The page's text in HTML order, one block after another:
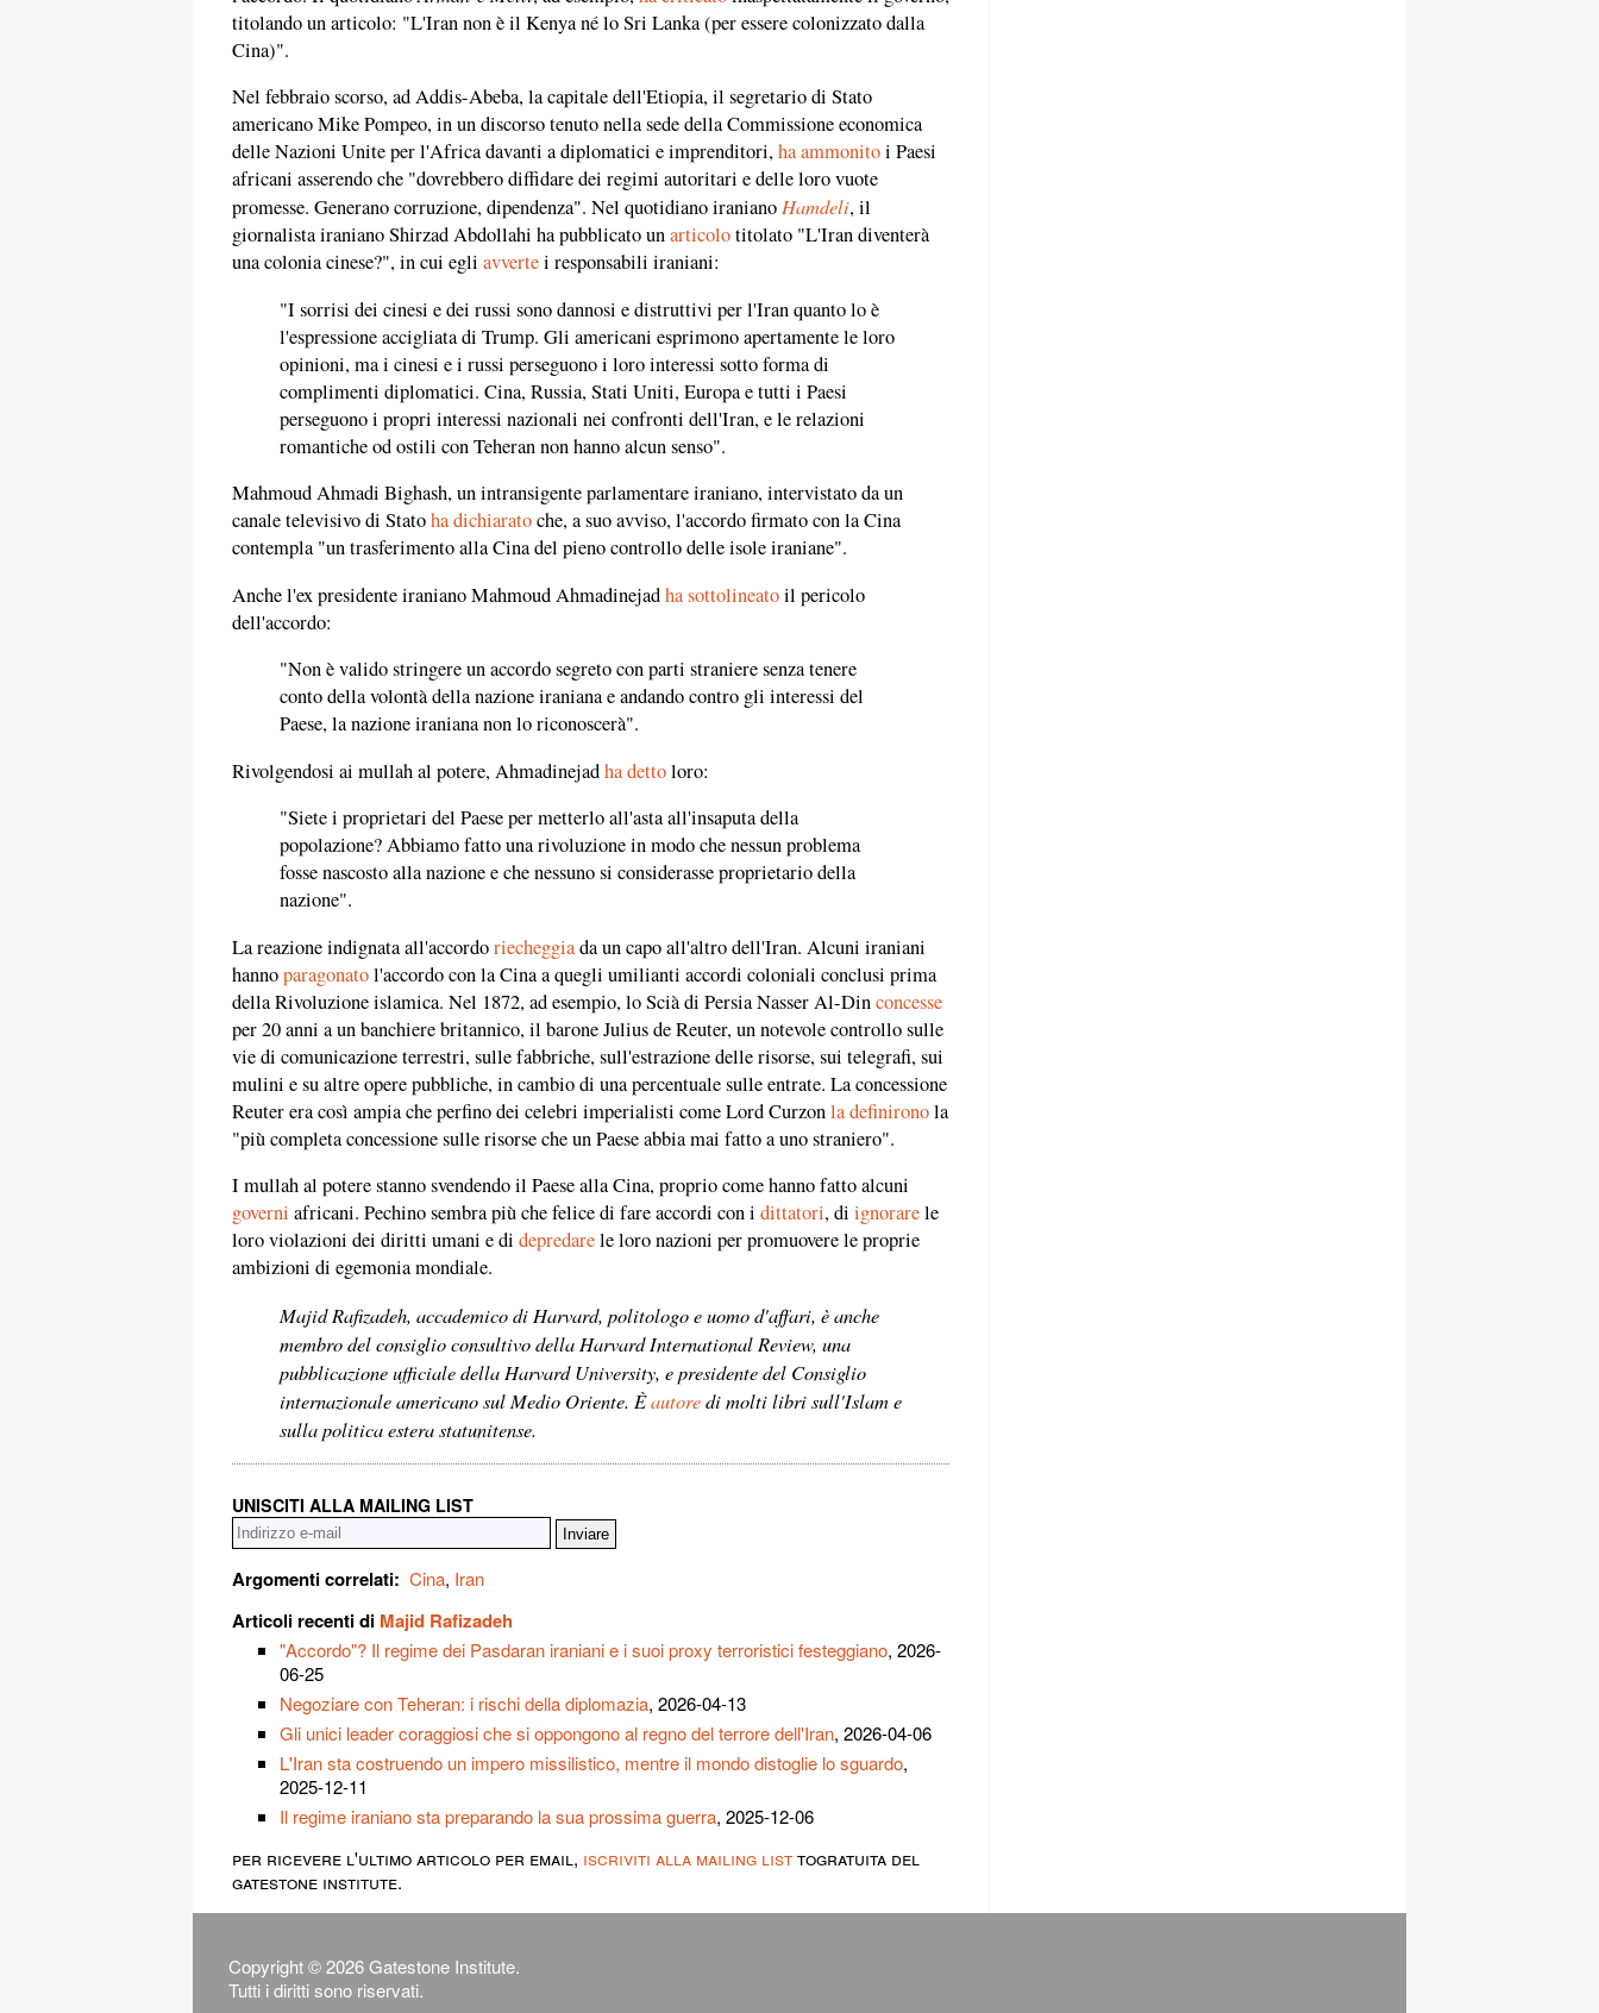
titolando un articolo: "L'Iran non è il Kenya né lo Sri Lanka (per essere colonizzato dalla
Cina)".
Nel febbraio scorso, ad Addis-Abeba, la capitale dell'Etiopia, il segretario di Stato
americano Mike Pompeo, in un discorso tenuto nella sede della Commissione economica
delle Nazioni Unite per l'Africa davanti a diplomatici e imprenditori,ha ammonitoi Paesi
africani asserendo che "dovrebbero diffidare dei regimi autoritari e delle loro vuote
promesse. Generano corruzione, dipendenza". Nel quotidiano iraniano Hamdeli, il
giornalista iraniano Shirzad Abdollahi ha pubblicato unarticolotitolato "L'Iran diventerà
una colonia cinese?", in cui egli avvertei responsabili iraniani:
"I sorrisi dei cinesi e dei russi sono dannosi e distruttivi per l'Iran quanto lo è
l'espressione accigliata di Trump. Gli americani esprimono apertamente le loro
opinioni, ma i cinesi e i russi perseguono i loro interessi sotto forma di
complimenti diplomatici. Cina, Russia, Stati Uniti, Europa e tutti i Paesi
perseguono i propri interessi nazionali nei confronti dell'Iran, e le relazioni
romantiche od ostili con Teheran non hanno alcun senso".
Mahmoud Ahmadi Bighash, un intransigente parlamentare iraniano, intervistato da un
canale televisivo di Statoha dichiaratoche, a suo avviso, l'accordo firmato con la Cina
contempla "un trasferimento alla Cina del pieno controllo delle isole iraniane".
Anche l'ex presidente iraniano Mahmoud Ahmadinejadha sottolineatoil pericolo
dell'accordo:
"Non è valido stringere un accordo segreto con parti straniere senza tenere
conto della volontà della nazione iraniana e andando contro gli interessi del
Paese, la nazione iraniana non lo riconoscerà".
Rivolgendosi ai mullah al potere, Ahmadinejadha dettoloro:
"Siete i proprietari del Paese per metterlo all'asta all'insaputa della
popolazione? Abbiamo fatto una rivoluzione in modo che nessun problema
fosse nascosto alla nazione e che nessuno si considerasse proprietario della
nazione".
La reazione indignata all'accordoriecheggiada un capo all'altro dell'Iran. Alcuni iraniani
hannoparagonatol'accordo con la Cina a quegli umilianti accordi coloniali conclusi prima
della Rivoluzione islamica. Nel 1872, ad esempio, lo Scià di Persia Nasser Al-Dinconcesse
per 20 anni a un banchiere britannico, il barone Julius de Reuter, un notevole controllo sulle
vie di comunicazione terrestri, sulle fabbriche, sull'estrazione delle risorse, sui telegrafi, sui
mulini e su altre opere pubbliche, in cambio di una percentuale sulle entrate. La concessione
Reuter era così ampia che perfino dei celebri imperialisti come Lord Curzonla definironola
"più completa concessione sulle risorse che un Paese abbia mai fatto a uno straniero".
I mullah al potere stanno svendendo il Paese alla Cina, proprio come hanno fatto alcuni
governi africani. Pechino sembra più che felice di fare accordi con i dittatori, di ignorarele
loro violazioni dei diritti umani e di depredarele loro nazioni per promuovere le proprie
ambizioni di egemonia mondiale.
Majid Rafizadeh, accademico di Harvard, politologo e uomo d'affari, è anche
membro del consiglio consultivo della Harvard International Review, una
pubblicazione ufficiale della Harvard University, e presidente del Consiglio
internazionale americano sul Medio Oriente. Èautoredi molti libri sull'Islam e
sulla politica estera statunitense.
UNISCITI ALLA MAILING LIST
Argomenti correlati: Cina, Iran
Articoli recenti di Majid Rafizadeh
"Accordo"? Il regime dei Pasdaran iraniani e i suoi proxy terroristici festeggiano, 2026-
06-25
Negoziare con Teheran: i rischi della diplomazia, 2026-04-13
Gli unici leader coraggiosi che si oppongono al regno del terrore dell'Iran, 2026-04-06
L'Iran sta costruendo un impero missilistico, mentre il mondo distoglie lo sguardo,
2025-12-11
Il regime iraniano sta preparando la sua prossima guerra, 2025-12-06
per ricevere l'ultimo articolo per email, iscriviti alla mailing listtogratuita del
gatestone institute.
Copyright © 2026 Gatestone Institute.
Tutti i diritti sono riservati.